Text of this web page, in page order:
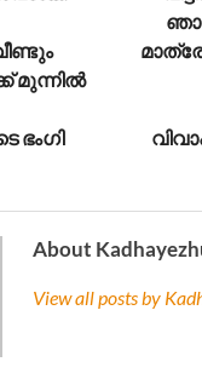
മുന്നിൽ
ഭംഗി
About
View all posts by